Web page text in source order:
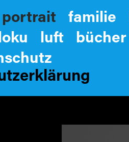
portrait familie
luft
bücher